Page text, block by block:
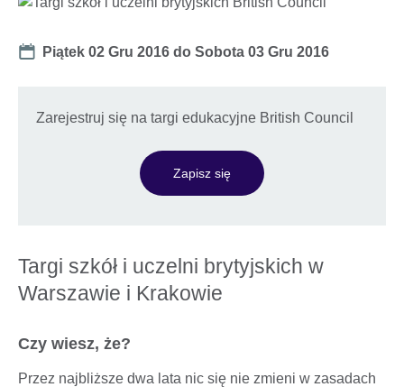
Date
Piątek 02 Gru 2016 doSobota 03 Gru 2016
Zarejestruj się na targi edukacyjne British Council
Zapisz się
Targi szkół i uczelni brytyjskich w
Warszawie i Krakowie
Czy wiesz, że?
Przez najbliższe dwa lata nic się nie zmieni w zasadach